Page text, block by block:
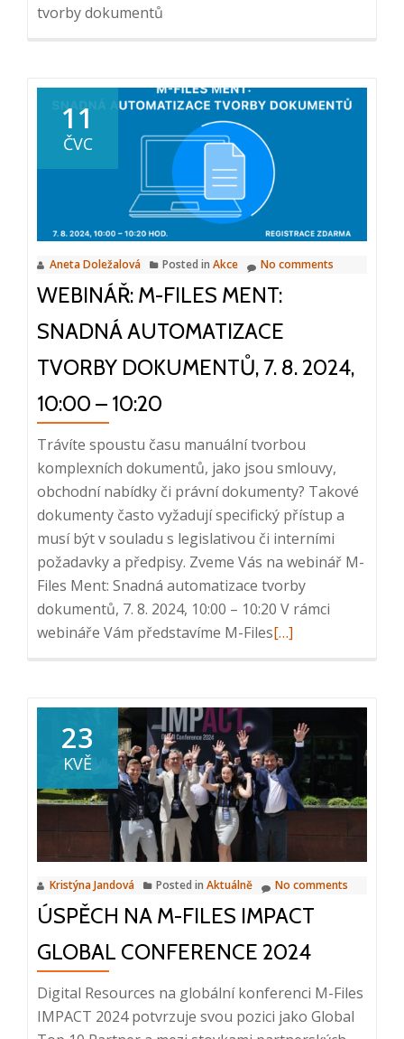
tvorby dokumentů
11
ČVC
Aneta Doležalová Posted in Akce No comments
WEBINÁŘ: M-FILES MENT:
SNADNÁ AUTOMATIZACE
TVORBY DOKUMENTŮ, 7. 8. 2024,
10:00 – 10:20
Trávíte spoustu času manuální tvorbou
komplexních dokumentů, jako jsou smlouvy,
obchodní nabídky či právní dokumenty? Takové
dokumenty často vyžadují specifický přístup a
musí být v souladu s legislativou či interními
požadavky a předpisy. Zveme Vás na webinář M-
Files Ment: Snadná automatizace tvorby
dokumentů, 7. 8. 2024, 10:00 – 10:20 V rámci
webináře Vám představíme M-FilesRead
Files
Ment:
Snadná
automatizace
dokumentů,
7.
8.
10:00
10:20
[…]
23
KVĚ
Kristýna Jandová Posted in Aktuálně No comments
ÚSPĚCH NA M-FILES IMPACT
GLOBAL CONFERENCE 2024
Digital Resources na globální konferenci M-Files
IMPACT 2024 potvrzuje svou pozici jako Global